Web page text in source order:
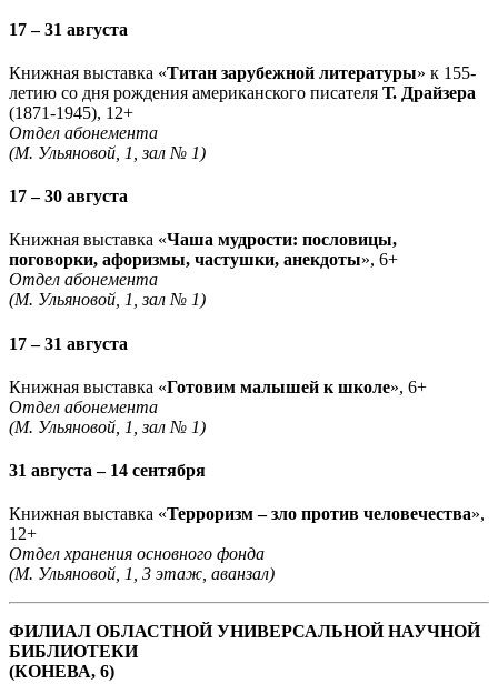
17 – 31 августа
Книжная выставка «Титан зарубежной литературы» к 155-
летию со дня рождения американского писателя Т. Драйзера
(1871-1945), 12+
Отдел абонемента
(М. Ульяновой, 1, зал № 1)
17 – 30 августа
Книжная выставка «Чаша мудрости: пословицы,
поговорки, афоризмы, частушки, анекдоты», 6+
Отдел абонемента
(М. Ульяновой, 1, зал № 1)
17 – 31 августа
Книжная выставка «Готовим малышей к школе», 6+
Отдел абонемента
(М. Ульяновой, 1, зал № 1)
31 августа – 14 сентября
Книжная выставка «Терроризм – зло против человечества»,
12+
Отдел хранения основного фонда
(М. Ульяновой, 1, 3 этаж, аванзал)
ФИЛИАЛ ОБЛАСТНОЙ УНИВЕРСАЛЬНОЙ НАУЧНОЙ
БИБЛИОТЕКИ
(КОНЕВА, 6)